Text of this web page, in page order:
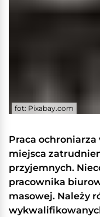
fot: Pixabay.com
Praca
miejsca
przyjemnych.
pracownika
masowej. Należy